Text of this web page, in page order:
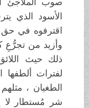
الأسود الذي
اقترفوه في حق
وأزيد من تجرُّعِ كل
ذلك حيث
لفترات ألطفها
الطغيان ، مثلهم
شر مُستطار لا